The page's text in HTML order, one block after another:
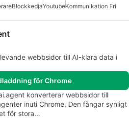
BlockkedjaYoutubeKommunikation Fri
webbsidor till AI-klara data i
för Chrome
konverterar webbsidor till
inuti Chrome. Den fångar synligt
för stora…